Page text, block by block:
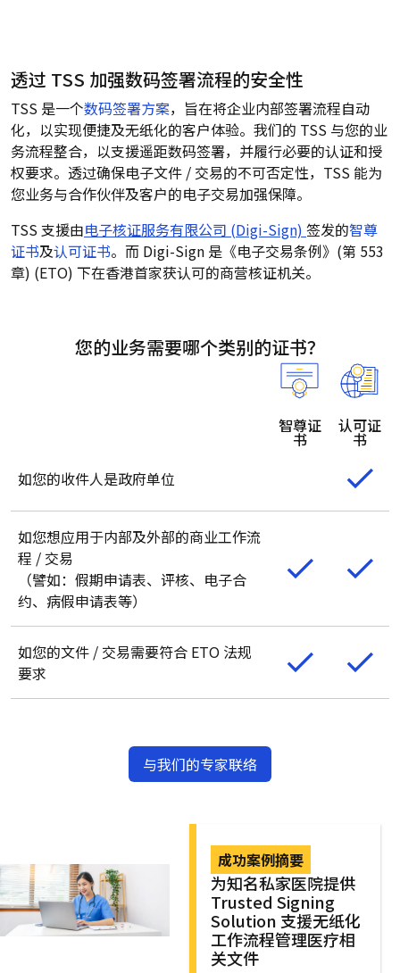
透过 TSS 加强数码签署流程的安全性
TSS 是一个数码签署方案，旨在将企业内部签署流程自动
化，以实现便捷及无纸化的客户体验。我们的 TSS 与您的业
务流程整合，以支援遥距数码签署，并履行必要的认证和授
权要求。透过确保电子文件 / 交易的不可否定性，TSS 能为
您业务与合作伙伴及客户的电子交易加强保障。
TSS 支援由电子核证服务有限公司 (Digi-Sign) 签发的智尊
证书及认可证书。而 Digi-Sign 是《电子交易条例》(第 553
章) (ETO) 下在香港首家获认可的商营核证机关。
您的业务需要哪个类别的证书？
智尊证
书
认可证
书
如您的收件人是政府单位
如您想应用于内部及外部的商业工作流
程 / 交易
（譬如：假期申请表、评核、电子合
约、病假申请表等）
如您的文件 / 交易需要符合 ETO 法规
要求
与我们的专家联络
成功案例摘要
为知名私家医院提供
Trusted Signing
Solution 支援无纸化
工作流程管理医疗相
关文件